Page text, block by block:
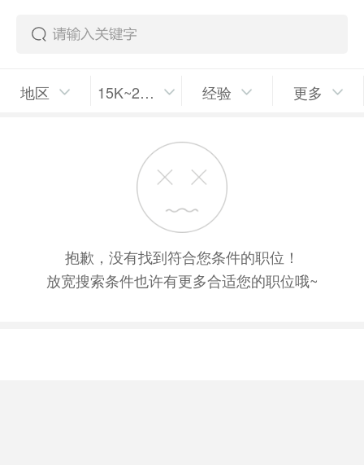
地区 15K~25K/月 经验 更多
抱歉，没有找到符合您条件的职位！
放宽搜索条件也许有更多合适您的职位哦~